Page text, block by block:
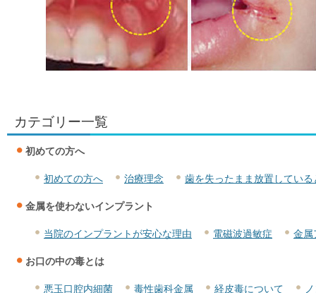
カテゴリー一覧
初めての方へ
初めての方へ 治療理念 歯を失ったまま放置している
金属を使わないインプラント
当院のインプラントが安心な理由 電磁波過敏症 金属
お口の中の毒とは
悪玉口腔内細菌 毒性歯科金属 経皮毒について